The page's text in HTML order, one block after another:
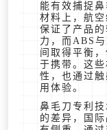
能有效捕捉
材料上，航
保证了产品
力，而ABS
间取得平衡
于携带。这
性，也通过
用体验。
鼻毛刀专利
的差异，国